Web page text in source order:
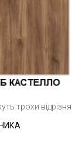
трохи